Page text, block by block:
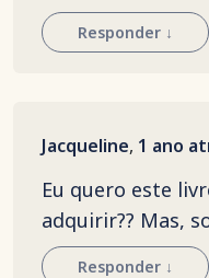
Responder ↓
Jacqueline, 1 ano
Eu quero este
adquirir?? Mas,
Responder ↓